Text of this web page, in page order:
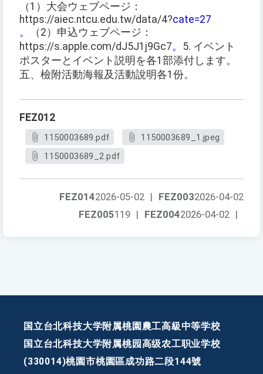
（1）大会ウェブページ：
https://aiec.ntcu.edu.tw/data/4?cate=27
。
（2）申込ウェブページ：
https://s.apple.com/dJ5J1j9Gc7。 5. イベント
ポスターとイベント説明を各1部添付します。
五、檢附活動海報及活動說明各1份。
FEZ012
1150003689.pdf
1150003689_1.jpeg
1150003689_2.pdf
FEZ0032026-04-02
FEZ0142026-05-02 |
FEZ0042026-04-02 |
FEZ005119 |
国立台北科技大学附属桃園農工高級中等学校
国立台北科技大学附属桃园高级农工职业学校
(330014)桃園市桃園區成功路二段144號